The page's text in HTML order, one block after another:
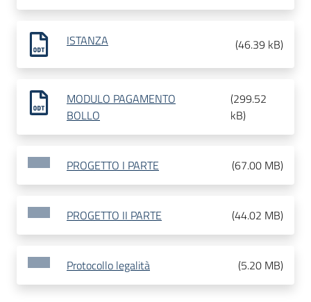
ISTANZA (46.39 kB)
MODULO PAGAMENTO
BOLLO
(299.52
kB)
PROGETTO I PARTE (67.00 MB)
PROGETTO II PARTE (44.02 MB)
Protocollo legalità (5.20 MB)